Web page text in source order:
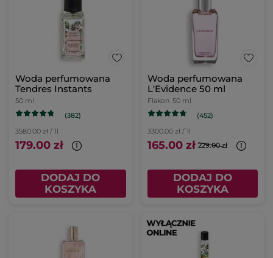
Woda perfumowana
Tendres Instants
50 ml
(382)
3580.00 zł / 1l
179.00 zł
DODAJ DO
KOSZYKA
Woda perfumowana
L'Evidence 50 ml
Flakon 50 ml
(452)
3300.00 zł / 1l
165.00 zł 229.00 zł
DODAJ DO
KOSZYKA